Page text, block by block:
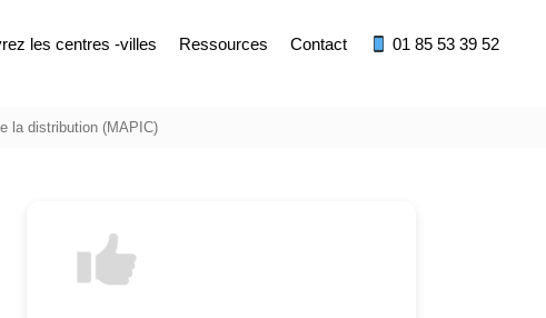
les centres -villes Ressources Contact 01 85 53 39 52
la distribution (MAPIC)